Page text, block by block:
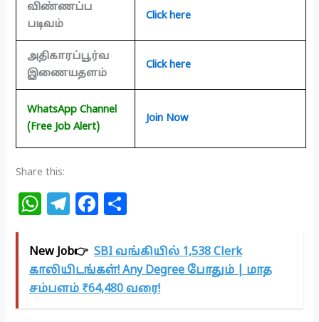
விண்ணப்ப
படிவம்
Click here
அதிகாரப்பூர்வ
இணையதளம்
Click here
WhatsApp Channel
(Free Job Alert)
Join Now
Share this:
W
at
s
A
T
e
g
ra
F
c
e
b
ar
e
New Job👉 SBI வங்கியில் 1,538 Clerk
காலியிடங்கள்! Any Degree போதும் | மாத
சம்பளம் ₹64,480 வரை!